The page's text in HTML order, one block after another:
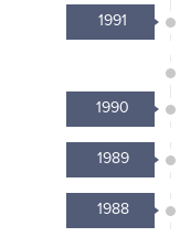
1991
1990
1989
1988